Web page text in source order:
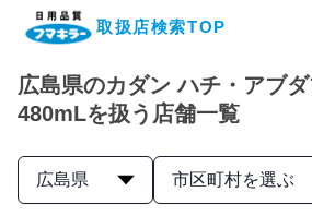
取扱店検索TOP
企業・IR情報サイト
製品情報サイト
広島県のカダン ハチ・アブ
480mLを扱う店舗一覧
広島県 市区町村を選ぶ